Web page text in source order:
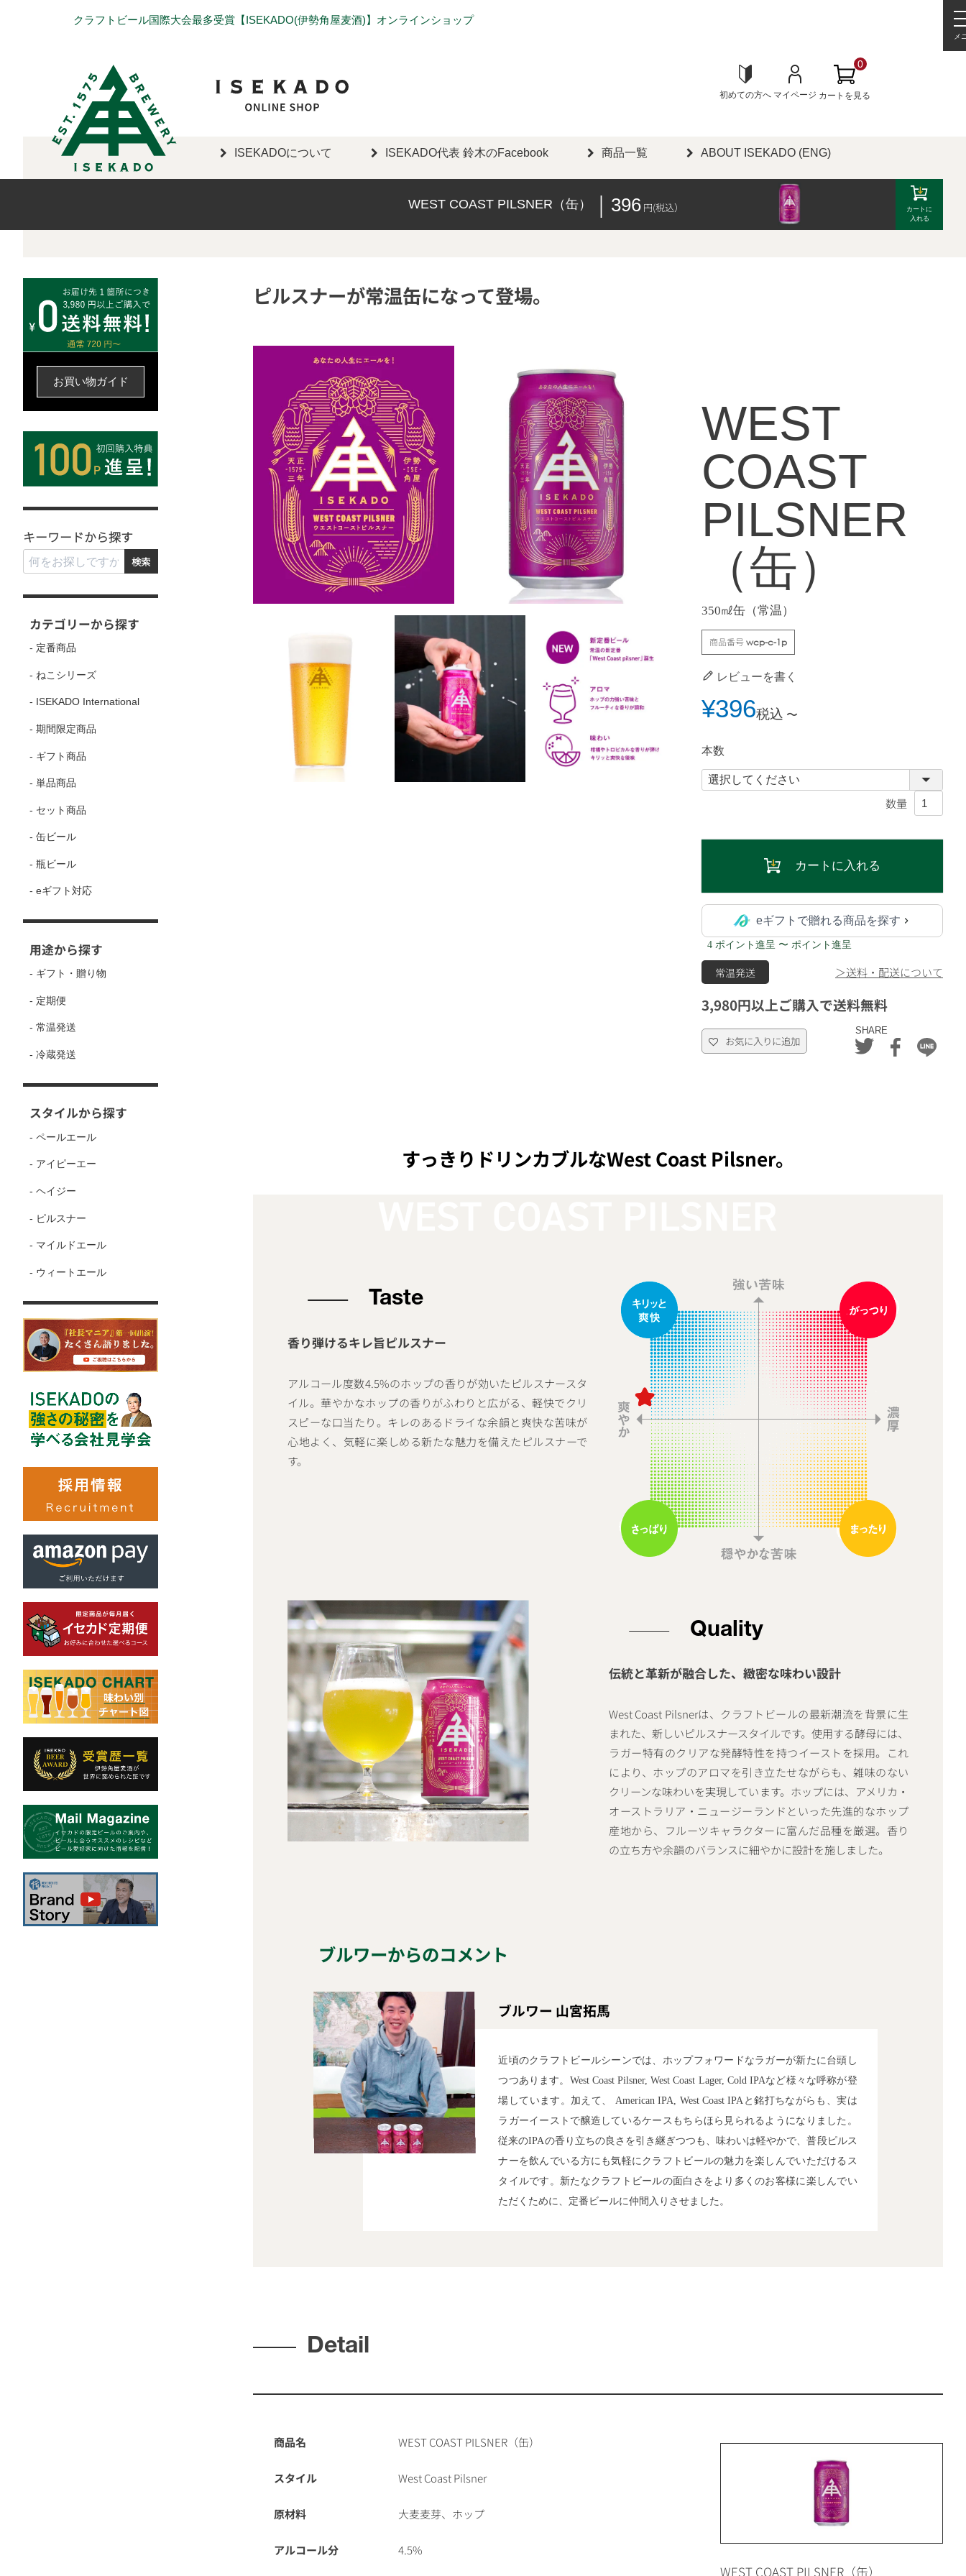
クラフトビール国際大会最多受賞【ISEKADO(伊勢角屋麦酒)】オンラインショップ
初めての方へ マイページ カートを見る
0
ISEKADOについて ISEKADO代表 鈴木のFacebook 商品一覧 ABOUT ISEKADO (ENG)
メ
WEST COAST PILSNER（缶） 396円(税込）
カートに
入れる
お買い物ガイド
キーワードから探す
検索
カテゴリーから探す
- 定番商品
- ねこシリーズ
- ISEKADO International
- 期間限定商品
- ギフト商品
- 単品商品
- セット商品
- 缶ビール
- 瓶ビール
- eギフト対応
用途から探す
- ギフト・贈り物
- 定期便
- 常温発送
- 冷蔵発送
スタイルから探す
- ペールエール
- アイピーエー
- ヘイジー
- ピルスナー
- マイルドエール
- ウィートエール
ピルスナーが常温缶になって登場。
WEST
COAST
PILSNER
（缶）
350㎖缶（常温）
商品番号wcp-c-1p
レビューを書く
¥396税込 〜
本数
カートに入れる
eギフトで贈れる商品を探す
4 ポイント進呈 〜 ポイント進呈
常温発送 ＞送料・配送について
3,980円以上ご購入で送料無料
お気に入りに追加
SHARE
すっきりドリンカブルなWest Coast Pilsner。
Taste
香り弾けるキレ旨ピルスナー
アルコール度数4.5%のホップの香りが効いたピルスナースタ
イル。華やかなホップの香りがふわりと広がる、軽快でクリ
スピーな口当たり。キレのあるドライな余韻と爽快な苦味が
心地よく、気軽に楽しめる新たな魅力を備えたピルスナーで
す。
Quality
伝統と革新が融合した、緻密な味わい設計
West Coast Pilsnerは、クラフトビールの最新潮流を背景に生
まれた、新しいピルスナースタイルです。使用する酵母には、
ラガー特有のクリアな発酵特性を持つイーストを採用。これ
により、ホップのアロマを引き立たせながらも、雑味のない
クリーンな味わいを実現しています。ホップには、アメリカ・
オーストラリア・ニュージーランドといった先進的なホップ
産地から、フルーツキャラクターに富んだ品種を厳選。香り
の立ち方や余韻のバランスに細やかに設計を施しました。
ブルワーからのコメント
ブルワー 山宮拓馬
近頃のクラフトビールシーンでは、ホップフォワードなラガーが新たに台頭し
つつあります。West Coast Pilsner, West Coast Lager, Cold IPAなど様々な呼称が登
場しています。加えて、 American IPA, West Coast IPAと銘打ちながらも、実は
ラガーイーストで醸造しているケースもちらほら見られるようになりました。
従来のIPAの香り立ちの良さを引き継ぎつつも、味わいは軽やかで、普段ピルス
ナーを飲んでいる方にも気軽にクラフトビールの魅力を楽しんでいただけるス
タイルです。新たなクラフトビールの面白さをより多くのお客様に楽しんでい
ただくために、定番ビールに仲間入りさせました。
Detail
商品名 WEST COAST PILSNER（缶）
スタイル West Coast Pilsner
原材料 大麦麦芽、ホップ
アルコール分 4.5%
WEST COAST PILSNER（缶）